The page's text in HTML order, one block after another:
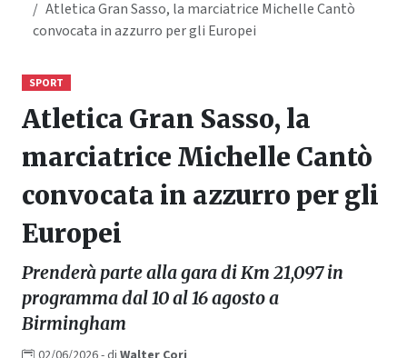
Atletica Gran Sasso, la marciatrice Michelle Cantò
convocata in azzurro per gli Europei
SPORT
Atletica Gran Sasso, la
marciatrice Michelle Cantò
convocata in azzurro per gli
Europei
Prenderà parte alla gara di Km 21,097 in
programma dal 10 al 16 agosto a
Birmingham